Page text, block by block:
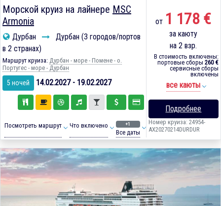
Морской круиз на лайнере MSC
Armonia
Дурбан
Дурбан (3 городов/портов
в 2 странах)
Маршрут круиза: Дурбан - море - Помене - о.
Португес - море - Дурбан
5 ночей 14.02.2027 - 19.02.2027
Посмотреть маршрут Что включено +1
Все даты
от 1 178 €
за каюту
на 2 взр.
В стоимость включены:
портовые сборы 260 €
сервисные сборы
включены
все каюты
Подробнее
Номер круиза: 24954-
AX20270214DURDUR